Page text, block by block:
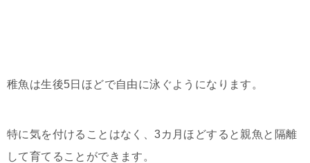
稚魚は生後5日ほどで自由に泳ぐようになります。
特に気を付けることはなく、3カ月ほどすると親魚と隔離
して育てることができます。